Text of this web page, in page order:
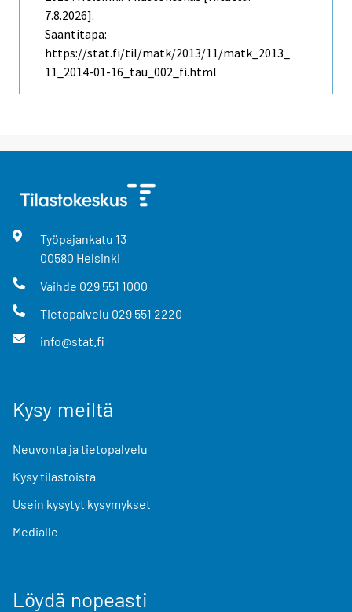
7.8.2026].
Saantitapa:
https://stat.fi/til/matk/2013/11/matk_2013_
11_2014-01-16_tau_002_fi.html
Työpajankatu 13
00580 Helsinki
Vaihde 029 551 1000
Tietopalvelu 029 551 2220
info@stat.fi
Kysy meiltä
Neuvonta ja tietopalvelu
Kysy tilastoista
Usein kysytyt kysymykset
Medialle
Löydä nopeasti